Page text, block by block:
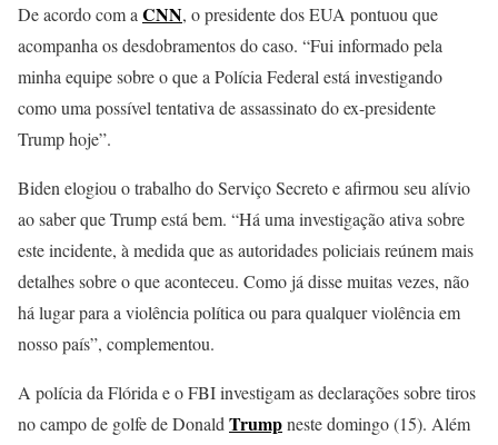
De acordo com aCNN, o presidente dos EUA pontuou que
acompanha os desdobramentos do caso. “Fui informado pela
minha equipe sobre o que a Polícia Federal está investigando
como uma possível tentativa de assassinato do ex-presidente
Trump hoje”.
Biden elogiou o trabalho do Serviço Secreto e afirmou seu alívio
ao saber que Trump está bem. “Há uma investigação ativa sobre
este incidente, à medida que as autoridades policiais reúnem mais
detalhes sobre o que aconteceu. Como já disse muitas vezes, não
há lugar para a violência política ou para qualquer violência em
nosso país”, complementou.
A polícia da Flórida e o FBI investigam as declarações sobre tiros
no campo de golfe de DonaldTrumpneste domingo (15). Além